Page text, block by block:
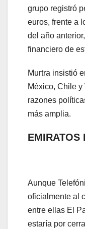
grupo registró
euros, frente a
del año
financiero de
Murtra insistió
México, Chile
razones
más amplia.
EMIRATOS
Aunque
oficialmente al
entre ellas El
estaría por